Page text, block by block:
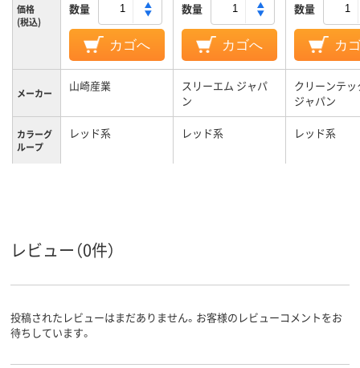
価格
(税込)
数量
カゴへ
数量
カゴへ
数量
カ
メーカー 山崎産業
スリーエム ジャパ
ン
クリーンテッ
ジャパン
カラーグ
ループ
レッド系 レッド系 レッド系
レビュー（0件）
投稿されたレビューはまだありません。お客様のレビューコメントをお
待ちしています。